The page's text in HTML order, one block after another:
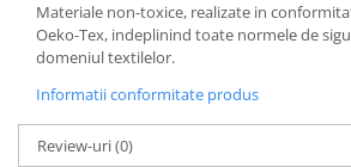
Materiale non-toxice, realizate in
Oeko-Tex, indeplinind toate normele de
domeniul textilelor.
Informatii conformitate produs
Review-uri(0)